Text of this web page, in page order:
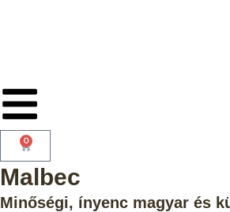
0
Malbec
Minőségi, ínyenc magyar és